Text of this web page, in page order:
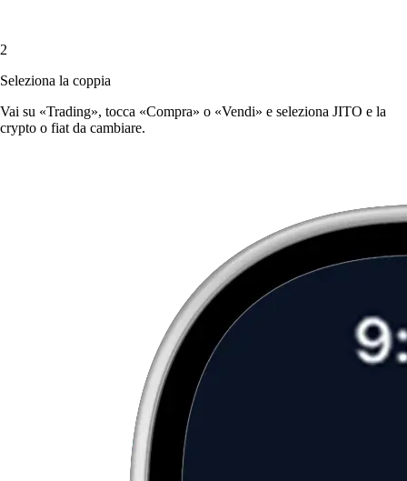
2
Seleziona la coppia
Vai su «Trading», tocca «Compra» o «Vendi» e seleziona JITO e la
crypto o fiat da cambiare.